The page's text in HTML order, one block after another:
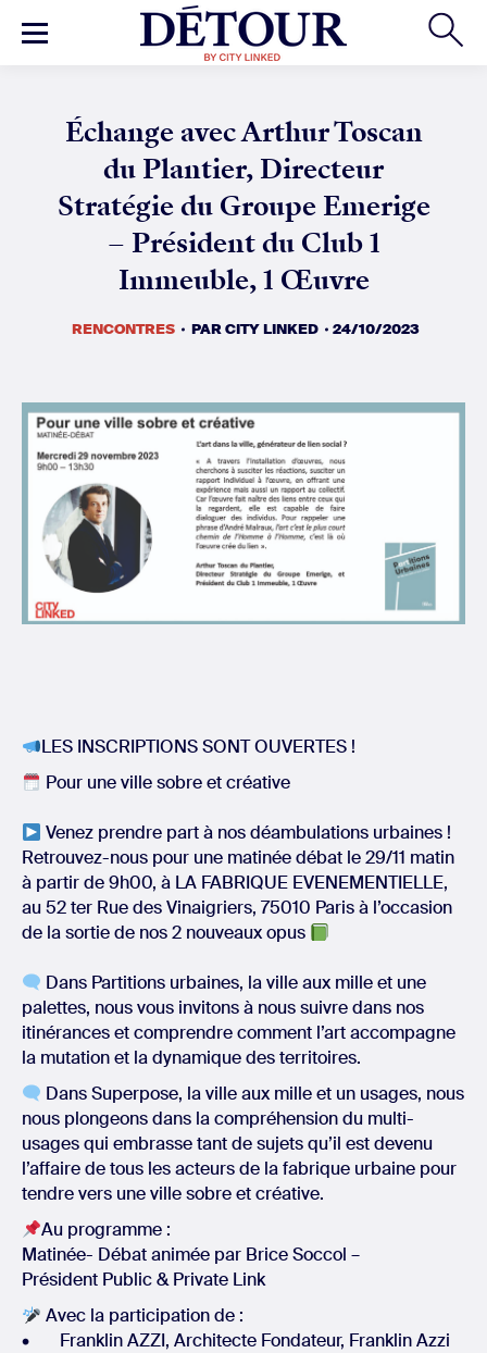
RENCONTRES PARCITY LINKED 24/10/2023
LES INSCRIPTIONS SONT OUVERTES !
Pour une ville sobre et créative
Venez prendre part à nos déambulations urbaines !
Retrouvez-nous pour une matinée débat le 29/11 matin
à partir de 9h00, à LA FABRIQUE EVENEMENTIELLE,
au 52 ter Rue des Vinaigriers, 75010 Paris à l’occasion
de la sortie de nos 2 nouveaux opus
Dans Partitions urbaines, la ville aux mille et une
palettes, nous vous invitons à nous suivre dans nos
itinérances et comprendre comment l’art accompagne
la mutation et la dynamique des territoires.
Dans Superpose, la ville aux mille et un usages, nous
nous plongeons dans la compréhension du multi-
usages qui embrasse tant de sujets qu’il est devenu
l’affaire de tous les acteurs de la fabrique urbaine pour
tendre vers une ville sobre et créative.
Au programme :
Matinée- Débat animée par Brice Soccol –
Président Public & Private Link
Avec la participation de :
• Franklin AZZI, Architecte Fondateur, Franklin Azzi